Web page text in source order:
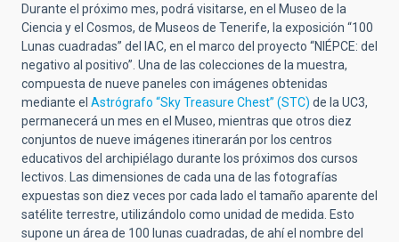
Durante el próximo mes, podrá visitarse, en el Museo de la
Ciencia y el Cosmos, de Museos de Tenerife, la exposición “100
Lunas cuadradas” del IAC, en el marco del proyecto “NIÉPCE: del
negativo al positivo”. Una de las colecciones de la muestra,
compuesta de nueve paneles con imágenes obtenidas
mediante el Astrógrafo “Sky Treasure Chest” (STC) de la UC3,
permanecerá un mes en el Museo, mientras que otros diez
conjuntos de nueve imágenes itinerarán por los centros
educativos del archipiélago durante los próximos dos cursos
lectivos. Las dimensiones de cada una de las fotografías
expuestas son diez veces por cada lado el tamaño aparente del
satélite terrestre, utilizándolo como unidad de medida. Esto
supone un área de 100 lunas cuadradas, de ahí el nombre del